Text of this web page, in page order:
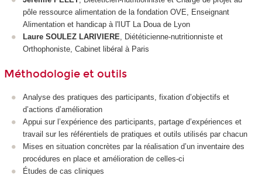
pôle ressource alimentation de la fondation OVE, Enseignant
Alimentation et handicap à l'IUT La Doua de Lyon
Laure SOULEZ LARIVIERE , Diététicienne-nutritionniste et
Orthophoniste, Cabinet libéral à Paris
Méthodologie et outils
Analyse des pratiques des participants, fixation d’objectifs et
d’actions d’amélioration
Appui sur l’expérience des participants, partage d’expériences et
travail sur les référentiels de pratiques et outils utilisés par chacun
Mises en situation concrètes par la réalisation d’un inventaire des
procédures en place et amélioration de celles-ci
Études de cas cliniques